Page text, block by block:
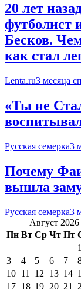
20 лет
футболист
Бесков.
как стал
Lenta.ru3 месяца
«Ты не
Русская семерка3
Почему
вышла
Русская семерка3
Август 2026
Пн Вт Ср Чт Пт
1
3
4 5 6 7
10 11 12 13 14
17 18 19 20 21